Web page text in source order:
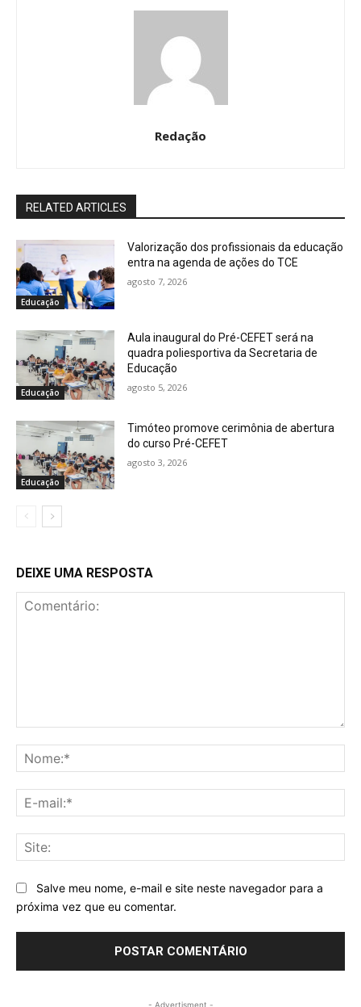
Redação
RELATED ARTICLES
Educação
Valorização dos profissionais da educação
entra na agenda de ações do TCE
agosto 7, 2026
Educação
Aula inaugural do Pré-CEFET será na
quadra poliesportiva da Secretaria de
Educação
agosto 5, 2026
Educação
Timóteo promove cerimônia de abertura
do curso Pré-CEFET
agosto 3, 2026
DEIXE UMA RESPOSTA
Salve meu nome, e-mail e site neste navegador para a
próxima vez que eu comentar.
- Advertisment -